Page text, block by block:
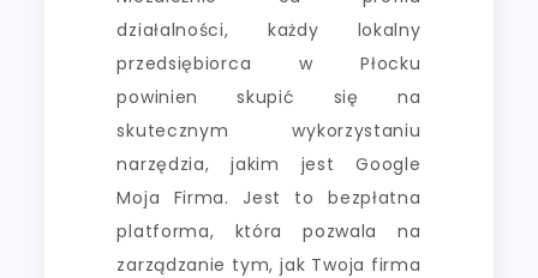
działalności, każdy lokalny
przedsiębiorca w Płocku
powinien skupić się na
skutecznym wykorzystaniu
narzędzia, jakim jest Google
Moja Firma. Jest to bezpłatna
platforma, która pozwala na
zarządzanie tym, jak Twoja firma